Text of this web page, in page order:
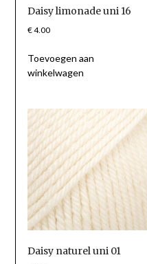
Daisy limonade uni 16
€4.00
Toevoegen aan
winkelwagen
Daisy naturel uni 01